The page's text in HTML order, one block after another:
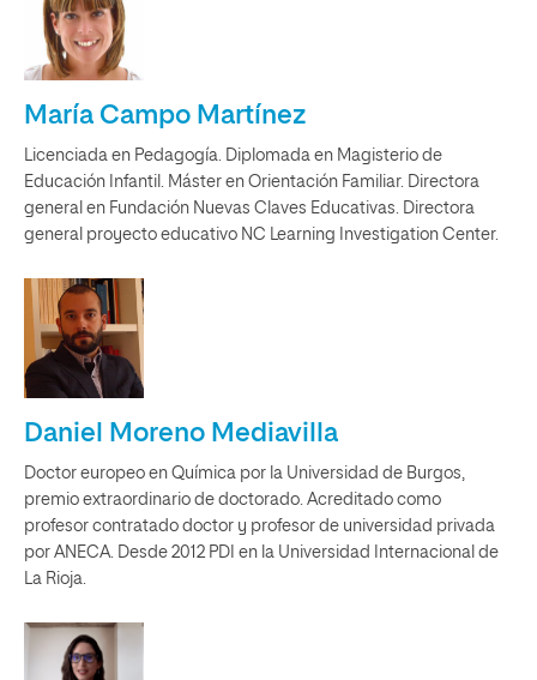
María Campo Martínez
Licenciada en Pedagogía. Diplomada en Magisterio de
Educación Infantil. Máster en Orientación Familiar. Directora
general en Fundación Nuevas Claves Educativas. Directora
general proyecto educativo NC Learning Investigation Center.
Daniel Moreno Mediavilla
Doctor europeo en Química por la Universidad de Burgos,
premio extraordinario de doctorado. Acreditado como
profesor contratado doctor y profesor de universidad privada
por ANECA. Desde 2012 PDI en la Universidad Internacional de
La Rioja.